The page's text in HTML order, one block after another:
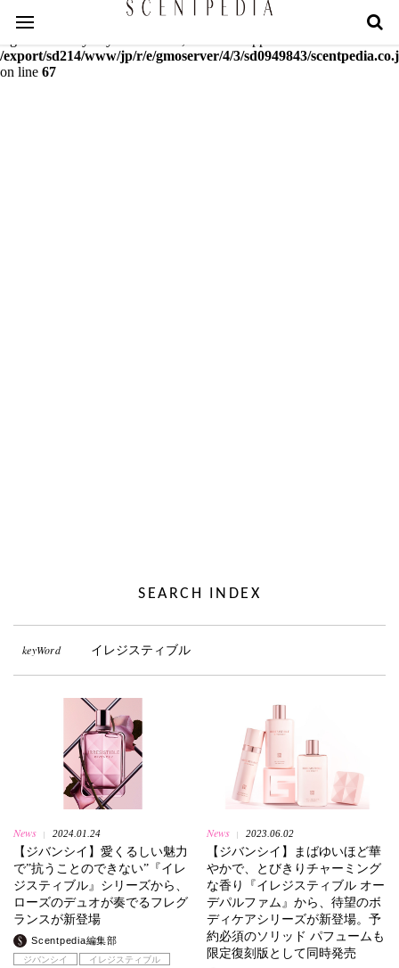
Warning
: mcrypt_decrypt(): Key of size 18 not supported by this
/export/sd214/www/jp/r/e/gmoserver/4/3/sd0949843/
on line 67
SEARCH INDEX
keyWord イレジスティブル
News 2024.01.24
【ジバンシイ】愛くるしい魅力
で”抗うことのできない”『イレ
ジスティブル』シリーズから、
ローズのデュオが奏でるフレグ
ランスが新登場
Scentpedia編集部
ジバンシイ イレジスティブル
News 2023.06.02
【ジバンシイ】まばゆいほど華
やかで、とびきりチャーミング
な香り『イレジスティブル オー
デパルファム』から、待望のボ
ディケアシリーズが新登場。予
約必須のソリッド パフュームも
限定復刻版として同時発売